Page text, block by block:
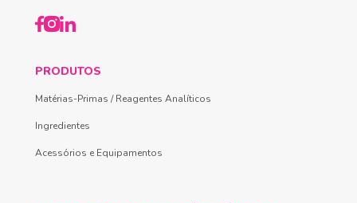
PRODUTOS
Matérias-Primas / Reagentes Analíticos
Ingredientes
Acessórios e Equipamentos